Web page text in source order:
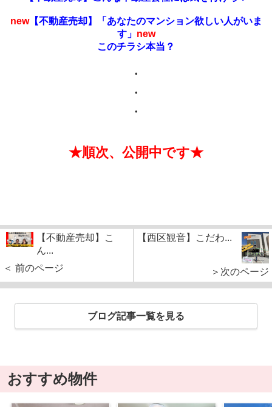
new【不動産売却】「あなたのマンション欲しい人がいま
す」 new
このチラシ本当？
・
・
・
★順次、公開中です★
【不動産売却】こ
ん...
＜ 前のページ
【西区観音】こだわ...
＞次のページ
ブログ記事一覧を見る
おすすめ物件